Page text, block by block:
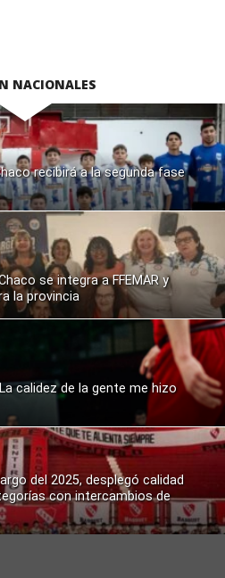
NACIONALES
recibirá a la segunda fase
se integra a FFEMAR y
la provincia
calidez de la gente me hizo
del 2025, desplegó calidad
con intercambios de